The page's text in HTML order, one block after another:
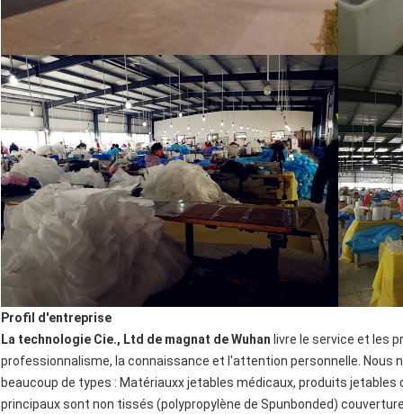
Profil d'entreprise
La technologie Cie., Ltd de magnat de Wuhan livre le service et les
professionnalisme, la connaissance et l'attention personnelle. Nous
beaucoup de types : Matériauxx jetables médicaux, produits
principaux sont non tissés (polypropylène de Spunbonded)